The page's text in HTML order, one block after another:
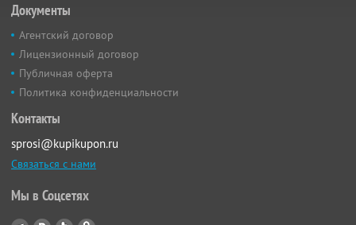
Документы
Агентский договор
Лицензионный договор
Публичная оферта
Политика конфиденциальности
Контакты
sprosi@kupikupon.ru
Связаться с нами
Мы в Соцсетях